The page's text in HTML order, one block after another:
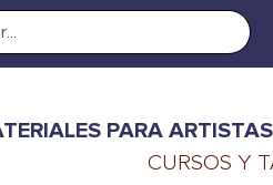
PARA
CURSOS Y